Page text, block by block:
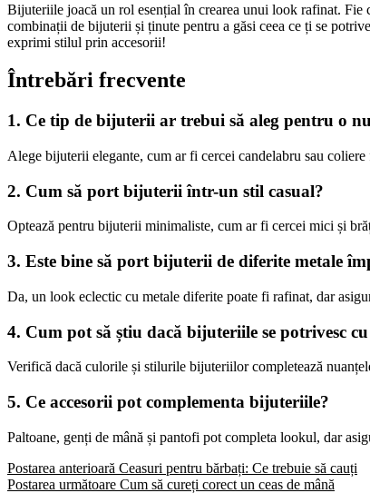
Bijuteriile joacă un rol esențial în crearea unui look rafinat. Fie
combinații de bijuterii și ținute pentru a găsi ceea ce ți se
exprimi stilul prin accesorii!
Întrebări frecvente
1. Ce tip de bijuterii ar trebui să aleg pentru o
Alege bijuterii elegante, cum ar fi cercei candelabru sau
2. Cum să port bijuterii într-un stil casual?
Optează pentru bijuterii minimaliste, cum ar fi cercei mici și
3. Este bine să port bijuterii de diferite metale
Da, un look eclectic cu metale diferite poate fi rafinat, dar
4. Cum pot să știu dacă bijuteriile se potrivesc
Verifică dacă culorile și stilurile bijuteriilor completează
5. Ce accesorii pot complementa bijuteriile?
Paltoane, genți de mână și pantofi pot completa lookul, dar
Postarea anterioară Ceasuri pentru bărbați: Ce trebuie să cauți
Postarea următoare Cum să cureți corect un ceas de mână